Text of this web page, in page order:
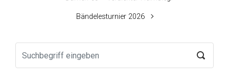
Bändelesturnier 2026